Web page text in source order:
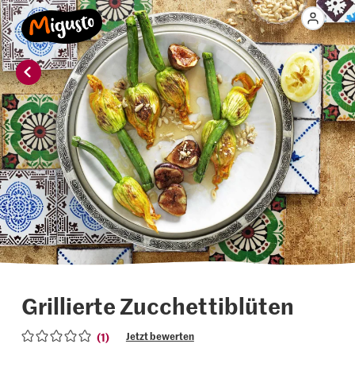
Grillierte Zucchettiblüten
(1) Jetzt bewerten